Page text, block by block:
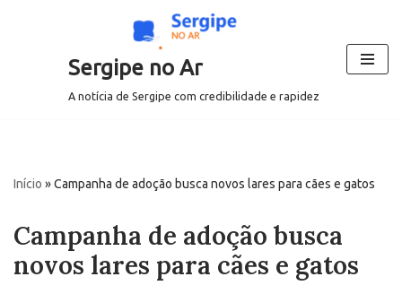
Sergipe no Ar
A notícia de Sergipe com credibilidade e rapidez
Início »Campanha de adoção busca novos lares para cães e gatos
Campanha de adoção busca
novos lares para cães e gatos